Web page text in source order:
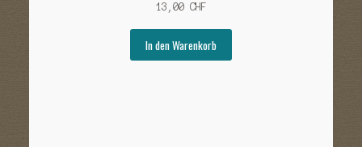
13,00 CHF
In den Warenkorb